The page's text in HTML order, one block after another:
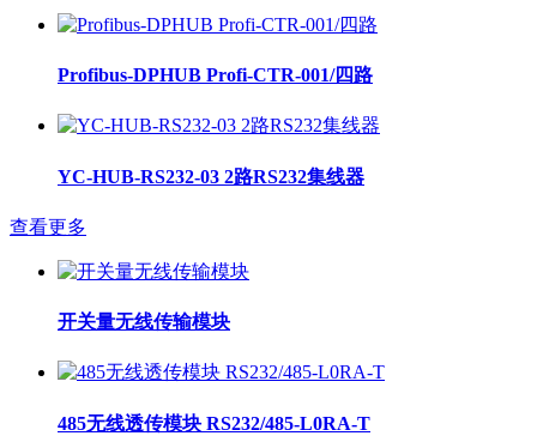
Profibus-DPHUB Profi-CTR-001/四路
YC-HUB-RS232-03 2路RS232集线器
查看更多
开关量无线传输模块
485无线透传模块 RS232/485-L0RA-T